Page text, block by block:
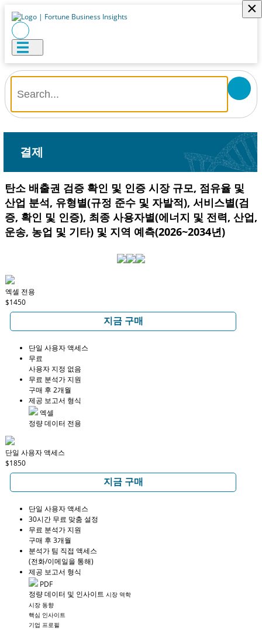
×
결제
탄소 배출권 검증 확인 및 인증 시장 규모, 점유율 및
산업 분석, 유형별(규정 준수 및 자발적), 서비스별(검
증, 확인 및 인증), 최종 사용자별(에너지 및 전력, 산업,
운송, 농업 및 기타) 및 지역 예측(2026~2034년)
엑셀 전용
$1450
지금 구매
단일 사용자 액세스
무료
사용자 지정 없음
무료 분석가 지원
구매 후 2개월
제공 보고서 형식
엑셀
정량 데이터 전용
단일 사용자 액세스
$1850
지금 구매
단일 사용자 액세스
30시간 무료 맞춤 설정
무료 분석가 지원
구매 후 3개월
분석가 팀 직접 액세스
(전화/이메일을 통해)
제공 보고서 형식
PDF
정량 데이터 및 인사이트 시장 역학
시장 동향
핵심 인사이트
기업 프로필